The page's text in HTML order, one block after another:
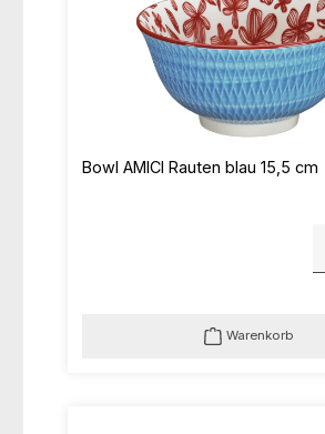
Bowl AMICI Rauten blau 15,5 cm
Warenkorb